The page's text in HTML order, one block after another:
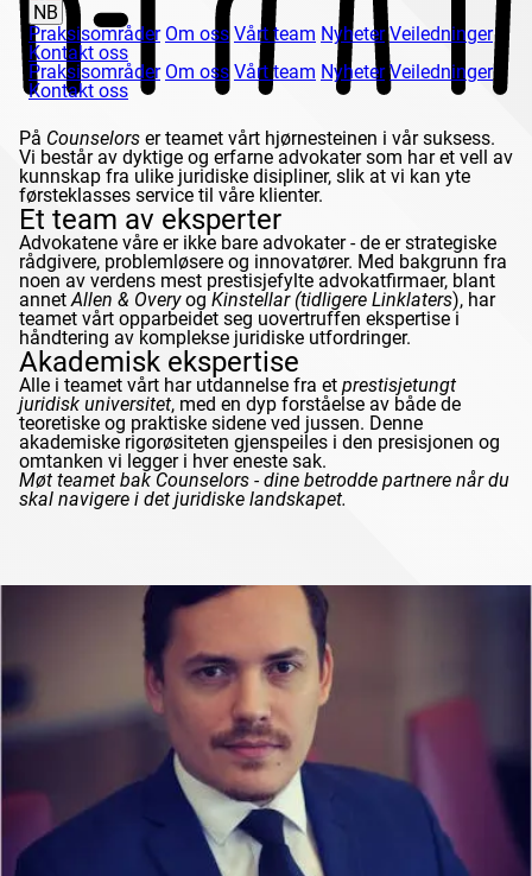
NB
Praksisområder Om oss Vårt team Nyheter Veiledninger
Kontakt oss
Praksisområder Om oss Vårt team Nyheter Veiledninger
Kontakt oss
På Counselors er teamet vårt hjørnesteinen i vår suksess.
Vi består av dyktige og erfarne advokater som har et vell av
kunnskap fra ulike juridiske disipliner, slik at vi kan yte
førsteklasses service til våre klienter.
Et team av eksperter
Advokatene våre er ikke bare advokater - de er strategiske
rådgivere, problemløsere og innovatører. Med bakgrunn fra
noen av verdens mest prestisjefylte advokatfirmaer, blant
annetAllen & Overyog Kinstellar(tidligere Linklaters), har
teamet vårt opparbeidet seg uovertruffen ekspertise i
håndtering av komplekse juridiske utfordringer.
Akademisk ekspertise
Alle i teamet vårt har utdannelse fra et prestisjetungt
juridisk universitet, med en dyp forståelse av både de
teoretiske og praktiske sidene ved jussen. Denne
akademiske rigorøsiteten gjenspeiles i den presisjonen og
omtanken vi legger i hver eneste sak.
Møt teamet bak Counselors - dine betrodde partnere når du
skal navigere i det juridiske landskapet.